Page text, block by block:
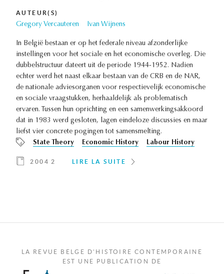
AUTEUR(S)
Gregory Vercauteren Ivan Wijnens
In België bestaan er op het federale niveau afzonderlijke
instellingen voor het sociale en het economische overleg. Die
dubbelstructuur dateert uit de periode 1944-1952. Nadien
echter werd het naast elkaar bestaan van de CRB en de NAR,
de nationale adviesorganen voor respectievelijk economische
en sociale vraagstukken, herhaaldelijk als problematisch
ervaren. Tussen hun oprichting en een samenwerkingsakkoord
dat in 1983 werd gesloten, lagen eindeloze discussies en maar
liefst vier concrete pogingen tot samensmelting.
State Theory
Economic History Labour History
2004 2 LIRE LA SUITE
LA REVUE BELGE D'HISTOIRE CONTEMPORAINE
EST UNE PUBLICATION DE